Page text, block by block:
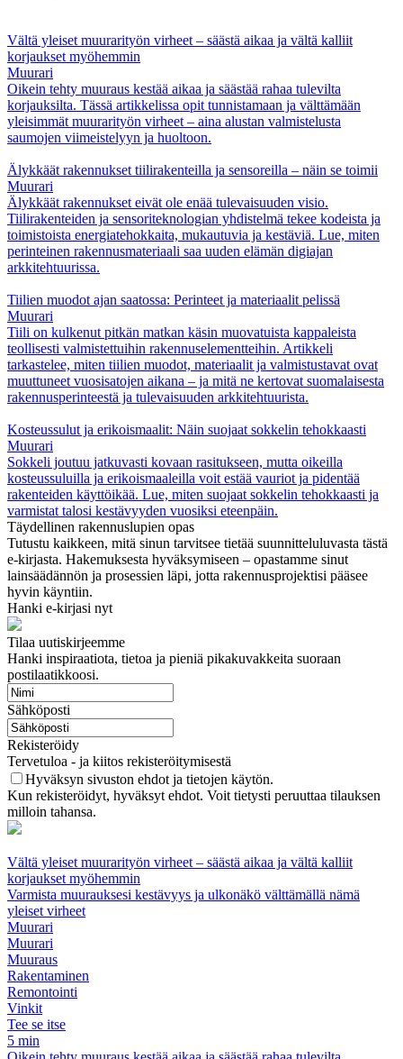
Vältä yleiset muurarityön virheet – säästä aikaa ja vältä kalliit
korjaukset myöhemmin
Muurari
Oikein tehty muuraus kestää aikaa ja säästää rahaa tulevilta
korjauksilta. Tässä artikkelissa opit tunnistamaan ja välttämään
yleisimmät muurarityön virheet – aina alustan valmistelusta
saumojen viimeistelyyn ja huoltoon.
Älykkäät rakennukset tiilirakenteilla ja sensoreilla – näin se toimii
Muurari
Älykkäät rakennukset eivät ole enää tulevaisuuden visio.
Tiilirakenteiden ja sensoriteknologian yhdistelmä tekee kodeista ja
toimistoista energiatehokkaita, mukautuvia ja kestäviä. Lue, miten
perinteinen rakennusmateriaali saa uuden elämän digiajan
arkkitehtuurissa.
Tiilien muodot ajan saatossa: Perinteet ja materiaalit pelissä
Muurari
Tiili on kulkenut pitkän matkan käsin muovatuista kappaleista
teollisesti valmistettuihin rakennuselementteihin. Artikkeli
tarkastelee, miten tiilien muodot, materiaalit ja valmistustavat ovat
muuttuneet vuosisatojen aikana – ja mitä ne kertovat suomalaisesta
rakennusperinteestä ja tulevaisuuden arkkitehtuurista.
Kosteussulut ja erikoismaalit: Näin suojaat sokkelin tehokkaasti
Muurari
Sokkeli joutuu jatkuvasti kovaan rasitukseen, mutta oikeilla
kosteussuluilla ja erikoismaaleilla voit estää vauriot ja pidentää
rakenteiden käyttöikää. Lue, miten suojaat sokkelin tehokkaasti ja
varmistat talosi kestävyyden vuosiksi eteenpäin.
Täydellinen rakennuslupien opas
Tutustu kaikkeen, mitä sinun tarvitsee tietää suunnitteluluvasta tästä
e-kirjasta. Hakemuksesta hyväksymiseen – opastamme sinut
lainsäädännön ja prosessien läpi, jotta rakennusprojektisi pääsee
hyvin käyntiin.
Hanki e-kirjasi nyt
Tilaa uutiskirjeemme
Hanki inspiraatiota, tietoa ja pieniä pikakuvakkeita suoraan
postilaatikkoosi.
Sähköposti
Rekisteröidy
Tervetuloa - ja kiitos rekisteröitymisestä
Hyväksyn sivuston ehdot ja tietojen käytön.
Kun rekisteröidyt, hyväksyt ehdot. Voit tietysti peruuttaa tilauksen
milloin tahansa.
Vältä yleiset muurarityön virheet – säästä aikaa ja vältä kalliit
korjaukset myöhemmin
Varmista muurauksesi kestävyys ja ulkonäkö välttämällä nämä
yleiset virheet
Muurari
Muurari
Muuraus
Rakentaminen
Remontointi
Vinkit
Tee se itse
5 min